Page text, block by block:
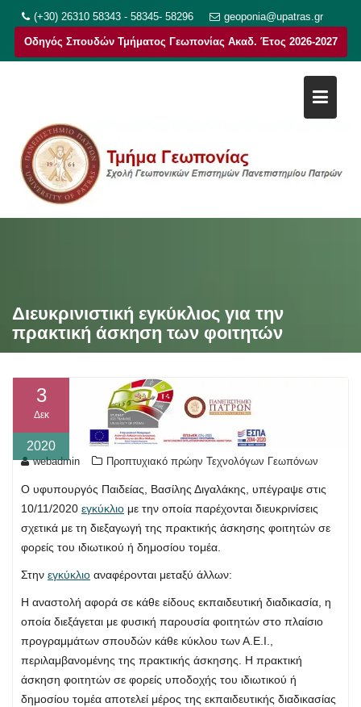
στο
περιεχόμενο
(+30) 26310 58343 - 58345- 58296 geoponia@upatras.gr
Οδηγός Σπουδών Τμήματος Γεωπονίας Ακαδ. Έτος 2026-2027
Διευκρινιστική εγκύκλιος για την
πρακτική άσκηση των φοιτητών
3
Δεκ
2020
webadmin Προπτυχιακό πρώην Τεχνολόγων Γεωπόνων
Ο υφυπουργός Παιδείας, Βασίλης Διγαλάκης, υπέγραψε στις
10/11/2020 εγκύκλιο με την οποία παρέχονται διευκρινίσεις
σχετικά με τη διεξαγωγή της πρακτικής άσκησης φοιτητών σε
φορείς του ιδιωτικού ή δημοσίου τομέα.
Στην εγκύκλιο αναφέρονται μεταξύ άλλων:
Η αναστολή αφορά σε κάθε είδους εκπαιδευτική διαδικασία, η
οποία διεξάγεται με φυσική παρουσία φοιτητών στο πλαίσιο
προγραμμάτων σπουδών κάθε κύκλου των Α.Ε.Ι.,
περιλαμβανομένης της πρακτικής άσκησης. Η πρακτική
άσκηση φοιτητών σε φορείς υποδοχής του ιδιωτικού ή
δημοσίου τομέα αποτελεί μέρος της εκπαιδευτικής διαδικασίας